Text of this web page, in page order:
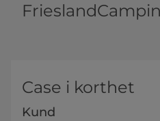
Case i korthet
Kund